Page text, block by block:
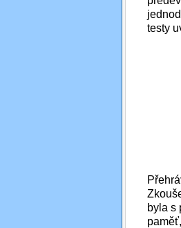
testy
byla s